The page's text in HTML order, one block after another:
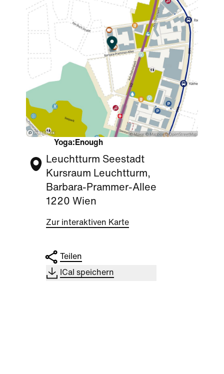
Yoga:Enough
Leuchtturm Seestadt
Kursraum Leuchtturm,
Barbara-Prammer-Allee
1220 Wien
Zur interaktiven Karte
Teilen
ICal speichern